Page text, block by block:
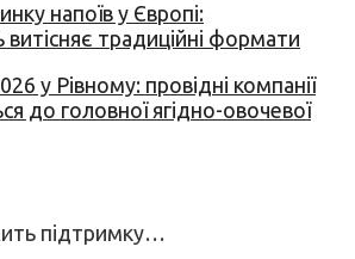
напоїв у Європі:
витісняє традиційні формати
у Рівному: провідні компанії
до головної ягідно-овочевої
підтримку…